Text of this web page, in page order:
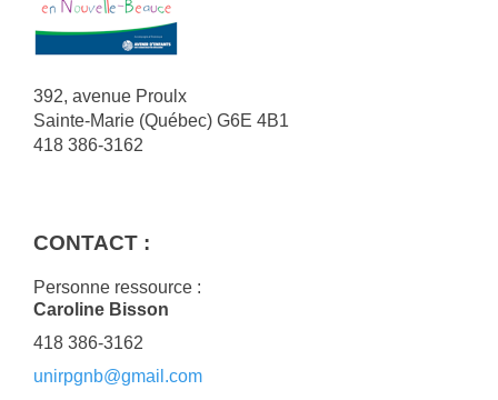
392, avenue Proulx
Sainte-Marie (Québec) G6E 4B1
418 386-3162
CONTACT :
Personne ressource :
Caroline Bisson
418 386-3162
unirpgnb@gmail.com